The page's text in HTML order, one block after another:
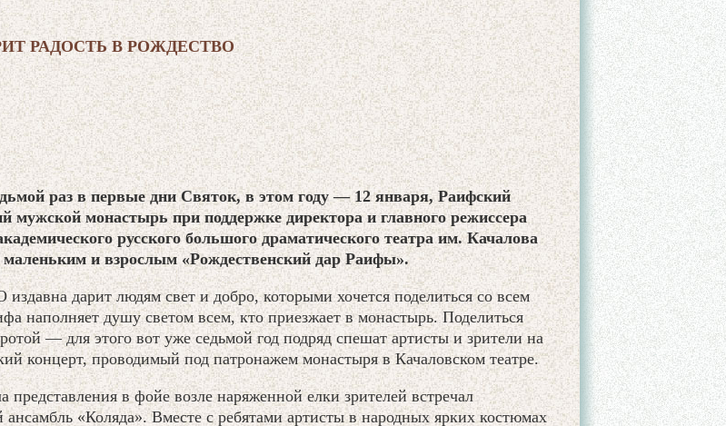
РАДОСТЬ В РОЖДЕСТВО
раз в первые дни Святок, в этом году — 12 января, Раифский
мужской монастырь при поддержке директора и главного режиссера
русского большого драматического театра им. Качалова
маленьким и взрослым «Рождественский дар Раифы».
дарит людям свет и добро, которыми хочется поделиться со всем
наполняет душу светом всем, кто приезжает в монастырь. Поделиться
— для этого вот уже седьмой год подряд спешат артисты и зрители на
концерт, проводимый под патронажем монастыря в Качаловском театре.
представления в фойе возле наряженной елки зрителей встречал
«Коляда». Вместе с ребятами артисты в народных ярких костюмах